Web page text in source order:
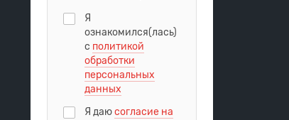
Я
ознакомился(лась)
с политикой
обработки
персональных
данных
Я даюсогласие на